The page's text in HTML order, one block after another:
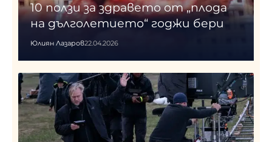
10 ползи за здравето от „плода
на дълголетието“ годжи бери
Юлиян Лазаров22.04.2026